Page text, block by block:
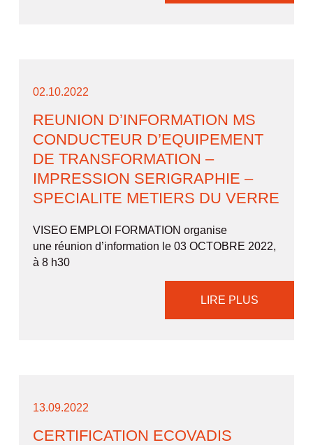
02.10.2022
REUNION D’INFORMATION MS
CONDUCTEUR D’EQUIPEMENT
DE TRANSFORMATION –
IMPRESSION SERIGRAPHIE –
SPECIALITE METIERS DU VERRE
VISEO EMPLOI FORMATION organise
une réunion d’information le 03 OCTOBRE 2022,
à 8 h30
LIRE PLUS
13.09.2022
CERTIFICATION ECOVADIS